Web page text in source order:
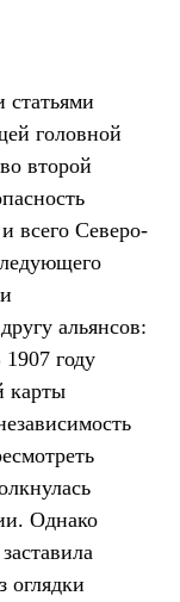
головной
второй
всего Северо-
альянсов:
году
карты
Однако
оглядки